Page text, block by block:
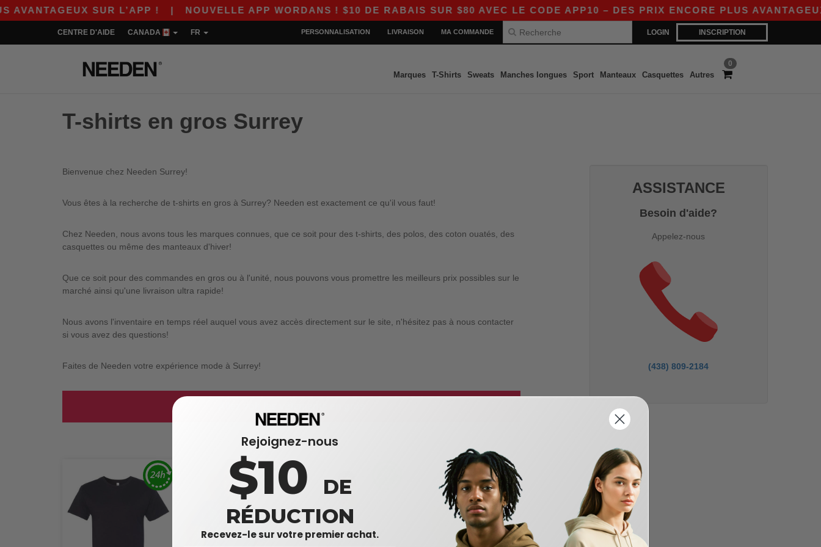
SUR L’APP !| NOUVELLE APP WORDANS ! $10 DE RABAIS SUR $80 AVEC LE CODE APP10 – DES PRIX ENCORE PLUS AVANTAGEUX
LOGIN INSCRIPTION
CENTRE D'AIDE CANADA FR PERSONNALISATION LIVRAISON MA COMMANDE
0
Marques T-Shirts Sweats Manches longues Sport Manteaux Casquettes Autres
T-shirts en gros Surrey
Bienvenue chez Needen Surrey!
Vous êtes à la recherche de t-shirts en gros à Surrey? Needen est exactement ce qu'il vous faut!
Chez Needen, nous avons tous les marques connues, que ce soit pour des t-shirts, des polos, des coton ouatés, des
casquettes ou même des manteaux d'hiver!
Que ce soit pour des commandes en gros ou à l'unité, nous pouvons vous promettre les meilleurs prix possibles sur le
marché ainsi qu'une livraison ultra rapide!
Nous avons l'inventaire en temps réel auquel vous avez accès directement sur le site, n'hésitez pas à nous contacter
si vous avez des questions!
Faites de Needen votre expérience mode à Surrey!
ASSISTANCE
Besoin d'aide?
Appelez-nous
(438) 809-2184
Rejoignez-nous
$10 DE
RÉDUCTION
Recevez-le sur votre premier achat.